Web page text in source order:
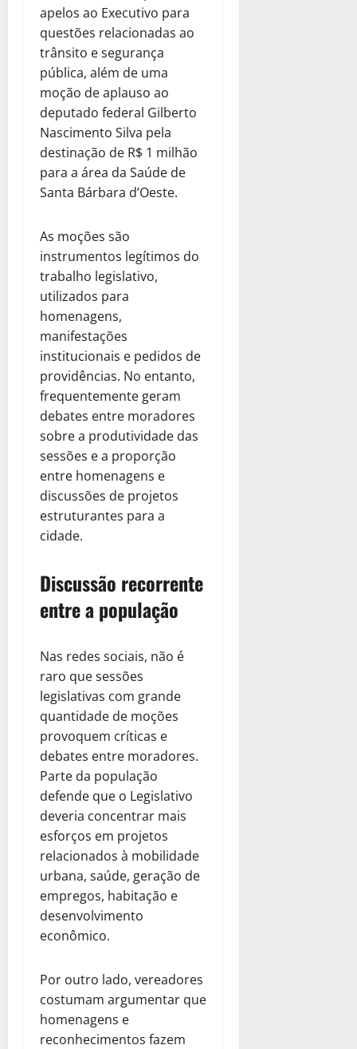
apelos ao Executivo para
questões relacionadas ao
trânsito e segurança
pública, além de uma
moção de aplauso ao
deputado federal Gilberto
Nascimento Silva pela
destinação de R$ 1 milhão
para a área da Saúde de
Santa Bárbara d’Oeste.
As moções são
instrumentos legítimos do
trabalho legislativo,
utilizados para
homenagens,
manifestações
institucionais e pedidos de
providências. No entanto,
frequentemente geram
debates entre moradores
sobre a produtividade das
sessões e a proporção
entre homenagens e
discussões de projetos
estruturantes para a
cidade.
Discussão recorrente
entre a população
Nas redes sociais, não é
raro que sessões
legislativas com grande
quantidade de moções
provoquem críticas e
debates entre moradores.
Parte da população
defende que o Legislativo
deveria concentrar mais
esforços em projetos
relacionados à mobilidade
urbana, saúde, geração de
empregos, habitação e
desenvolvimento
econômico.
Por outro lado, vereadores
costumam argumentar que
homenagens e
reconhecimentos fazem